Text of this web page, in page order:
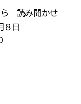
ら 読み聞かせ
日